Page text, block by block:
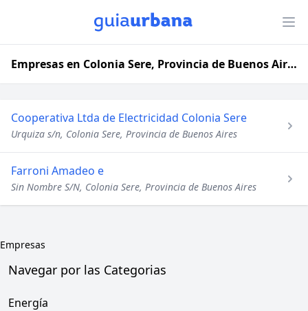
Empresas en Colonia Sere, Provincia de Buenos Aires
Cooperativa Ltda de Electricidad Colonia Sere
Urquiza s/n, Colonia Sere, Provincia de Buenos Aires
Farroni Amadeo e
Sin Nombre S/N, Colonia Sere, Provincia de Buenos Aires
Empresas
Navegar por las Categorias
Energía